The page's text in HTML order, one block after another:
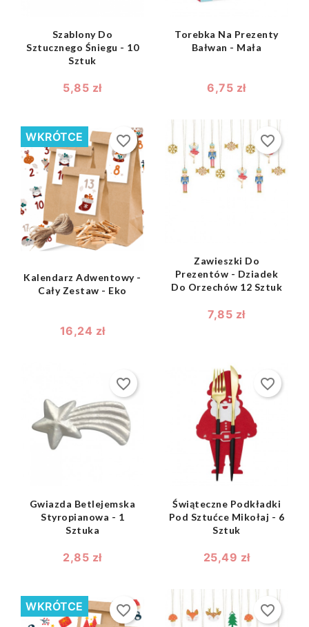
Szablony Do
Sztucznego Śniegu - 10
Sztuk
5,85 zł
Torebka Na Prezenty
Bałwan - Mała
6,75 zł
shopping_bag 
Kalendarz Adwentowy -
Cały Zestaw - Eko
16,24 zł
WKRÓTCE favorite_border
shopping_bag 
Zawieszki Do
Prezentów - Dziadek
Do Orzechów 12 Sztuk
7,85 zł
favorite_border
shopping_bag 
Gwiazda Betlejemska
Styropianowa - 1
Sztuka
2,85 zł
favorite_border
shopping_bag 
Świąteczne Podkładki
Pod Sztućce Mikołaj - 6
Sztuk
25,49 zł
favorite_border
WKRÓTCE favorite_border favorite_border